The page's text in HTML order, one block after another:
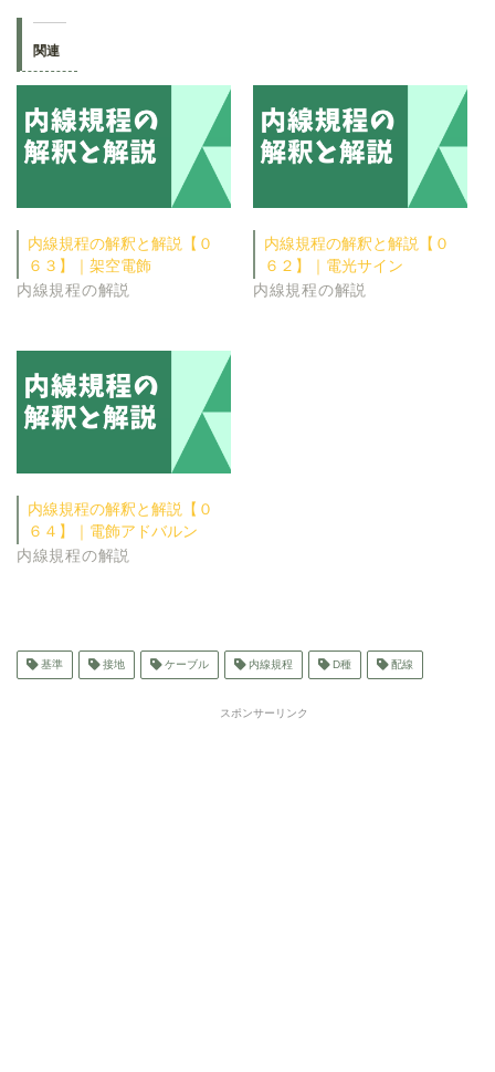
関連
内線規程の解釈と解説【０
６３】｜架空電飾
内線規程の解説
内線規程の解釈と解説【０
６２】｜電光サイン
内線規程の解説
内線規程の解釈と解説【０
６４】｜電飾アドバルン
内線規程の解説
基準 接地 ケーブル 内線規程 D種 配線
スポンサーリンク